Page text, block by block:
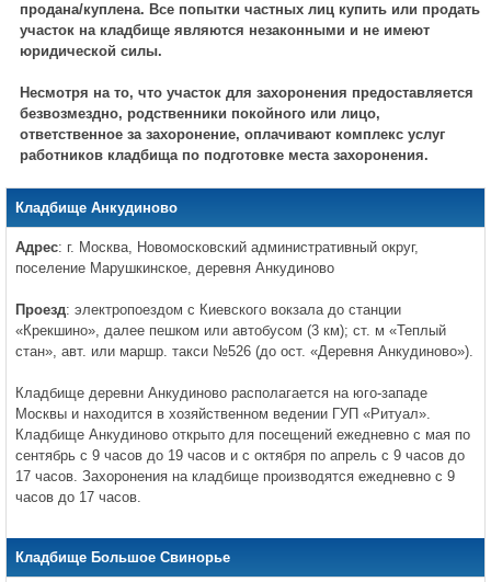
продана/куплена. Все попытки частных лиц купить или продать
участок на кладбище являются незаконными и не имеют
юридической силы.
Несмотря на то, что участок для захоронения предоставляется
безвозмездно, родственники покойного или лицо,
ответственное за захоронение, оплачивают комплекс услуг
работников кладбища по подготовке места захоронения.
Кладбище Анкудиново
Адрес: г. Москва, Новомосковский административный округ,
поселение Марушкинское, деревня Анкудиново
Проезд: электропоездом с Киевского вокзала до станции
«Крекшино», далее пешком или автобусом (3 км); ст. м «Теплый
стан», авт. или маршр. такси №526 (до ост. «Деревня Анкудиново»).
Кладбище деревни Анкудиново располагается на юго-западе
Москвы и находится в хозяйственном ведении ГУП «Ритуал».
Кладбище Анкудиново открыто для посещений ежедневно с мая по
сентябрь с 9 часов до 19 часов и с октября по апрель с 9 часов до
17 часов. Захоронения на кладбище производятся ежедневно с 9
часов до 17 часов.
Кладбище Большое Свинорье